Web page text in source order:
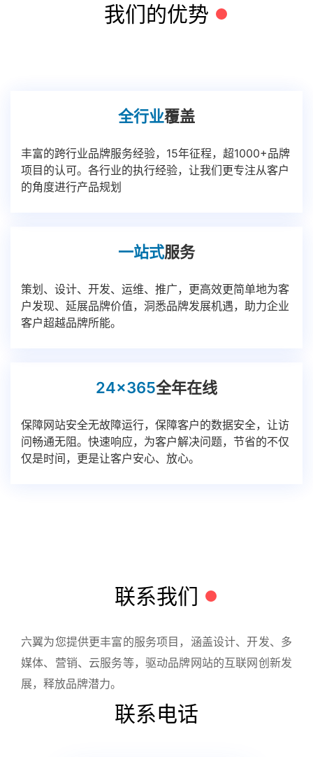
我们的优势
全行业覆盖
丰富的跨行业品牌服务经验，15年征程，超1000+品牌
项目的认可。各行业的执行经验，让我们更专注从客户
的角度进行产品规划
一站式服务
策划、设计、开发、运维、推广，更高效更简单地为客
户发现、延展品牌价值，洞悉品牌发展机遇，助力企业
客户超越品牌所能。
24x365全年在线
保障网站安全无故障运行，保障客户的数据安全，让访
问畅通无阻。快速响应，为客户解决问题，节省的不仅
仅是时间，更是让客户安心、放心。
联系我们
六翼为您提供更丰富的服务项目，涵盖设计、开发、多
媒体、营销、云服务等，驱动品牌网站的互联网创新发
展，释放品牌潜力。
联系电话